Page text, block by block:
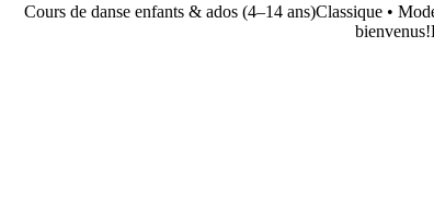
Cours de danse enfants & ados (4–14 ans)Classique •